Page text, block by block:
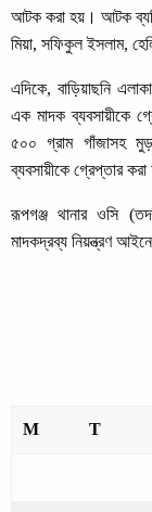
আটক করা হয়। আটক
মিয়া, সফিকুল ইসলাম,
এদিকে, বাড়িয়াছনি
এক মাদক ব্যবসায়ীকে
৫০০ গ্রাম গাঁজাসহ
ব্যবসায়ীকে গ্রেপ্তার
রূপগঞ্জ থানার ওসি
মাদকদ্রব্য নিয়ন্ত্রণ
M T